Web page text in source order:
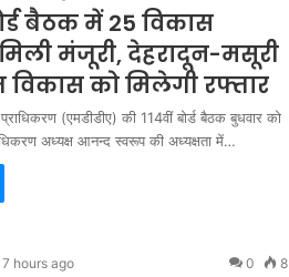
बैठक में 25 विकास
मिली मंजूरी, देहरादून-मसूरी
विकास को मिलेगी रफ्तार
(एमडीडीए) की 114वीं बोर्ड बैठक बुधवार को
अध्यक्ष आनन्द स्वरूप की अध्यक्षता में…
hours ago 0 8